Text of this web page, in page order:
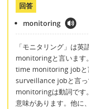
回答
monitoring
「モニタリング」は英
monitoringと言います
time monitoring jobと
surveillance jobと言っ
monitoringは動詞です
意味があります。他に